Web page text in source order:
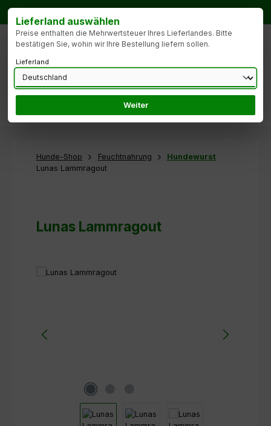
Zum Hauptinhalt springen
Hunde-Shop Feuchtnahrung
Hundewurst
Lunas Lammragout
Lunas Lammragout
Bildergalerie überspringen
Lieferland auswählen
Preise enthalten die Mehrwertsteuer Ihres Lieferlandes. Bitte
bestätigen Sie, wohin wir Ihre Bestellung liefern sollen.
Lieferland
Weiter